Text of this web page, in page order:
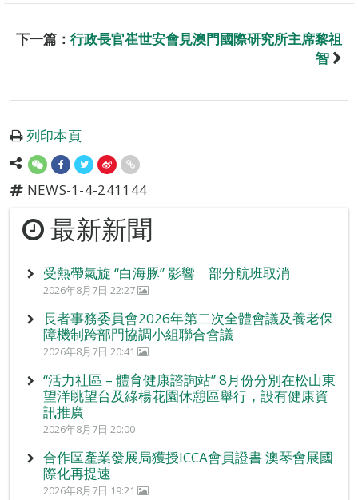
下一篇： 行政長官崔世安會見澳門國際研究所主席黎祖
智
列印本頁
NEWS-1-4-241144
最新新聞
受熱帶氣旋 “白海豚” 影響 部分航班取消
2026年8月7日 22:27
長者事務委員會2026年第二次全體會議及養老保
障機制跨部門協調小組聯合會議
2026年8月7日 20:41
“活力社區 – 體育健康諮詢站” 8月份分別在松山東
望洋眺望台及綠楊花園休憩區舉行，設有健康資
訊推廣
2026年8月7日 20:00
合作區產業發展局獲授ICCA會員證書 澳琴會展國
際化再提速
2026年8月7日 19:21